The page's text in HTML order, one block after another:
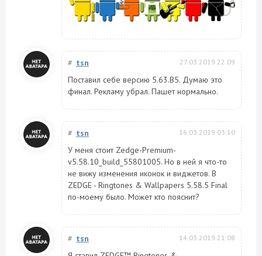
# tsn 27.03.2019 22:09
Поставил себе версию 5.63.B5. Думаю это
финал. Рекламу убрал. Пашет нормально.
# tsn 16.03.2019 03:10
У меня стоит Zedge-Premium-
v5.58.10_build_55801005. Но в ней я что-то
не вижу изменения иконок и виджетов. В
ZEDGE - Ringtones & Wallpapers 5.58.5 Final
по-моему было. Может кто пояснит?
# tsn 14.03.2019 21:08